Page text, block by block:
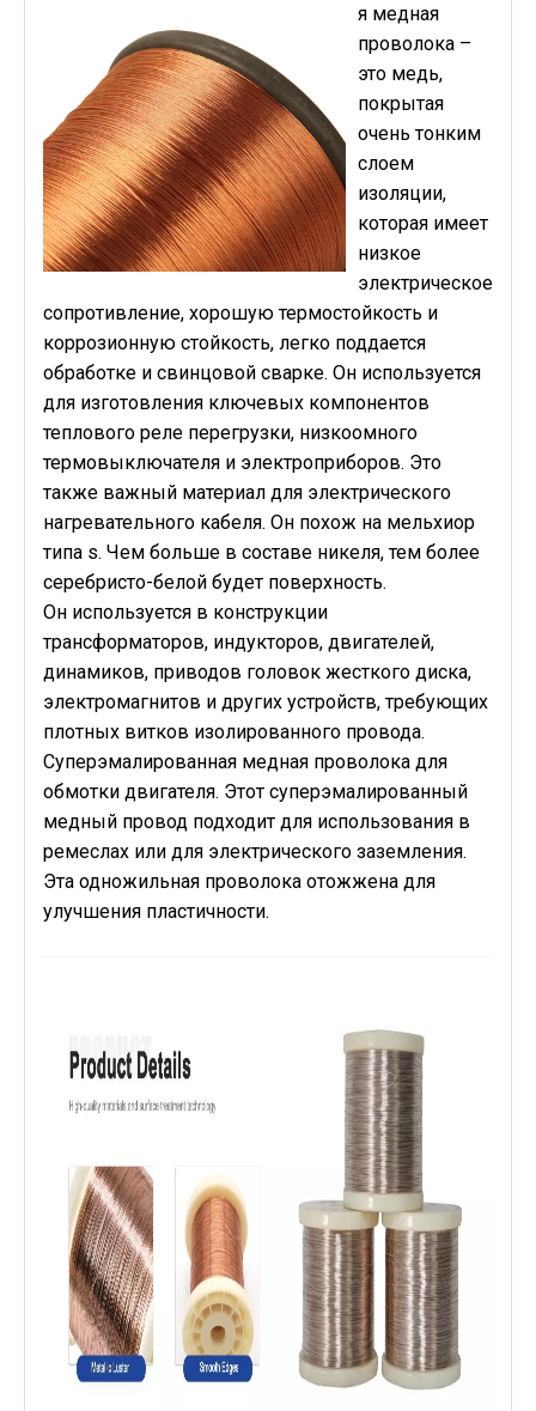
я медная
проволока –
это медь,
покрытая
очень тонким
слоем
изоляции,
которая имеет
низкое
электрическое
сопротивление, хорошую термостойкость и
коррозионную стойкость, легко поддается
обработке и свинцовой сварке. Он используется
для изготовления ключевых компонентов
теплового реле перегрузки, низкоомного
термовыключателя и электроприборов. Это
также важный материал для электрического
нагревательного кабеля. Он похож на мельхиор
типа s. Чем больше в составе никеля, тем более
серебристо-белой будет поверхность.
Он используется в конструкции
трансформаторов, индукторов, двигателей,
динамиков, приводов головок жесткого диска,
электромагнитов и других устройств, требующих
плотных витков изолированного провода.
Суперэмалированная медная проволока для
обмотки двигателя. Этот суперэмалированный
медный провод подходит для использования в
ремеслах или для электрического заземления.
Эта одножильная проволока отожжена для
улучшения пластичности.